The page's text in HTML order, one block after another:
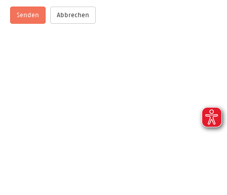
Senden Abbrechen